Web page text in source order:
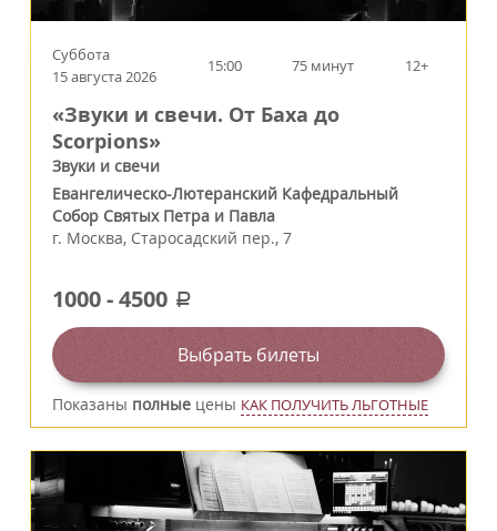
Суббота
15 августа 2026
15:00 75 минут 12+
«Звуки и свечи. От Баха до
Scorpions»
Звуки и свечи
Евангелическо-Лютеранский Кафедральный
Собор Святых Петра и Павла
г. Москва, Старосадский пер., 7
1000-4500 a
Выбрать билеты
Показаны полные цены КАК ПОЛУЧИТЬ ЛЬГОТНЫЕ